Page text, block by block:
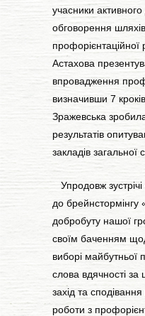
учасники
обговорення
Астахова
впровадження
визначивши 7
Зражевська
результатів
закладів загальної
Упродовж
до брейнстормінгу
добробуту нашої
своїм баченням
виборі майбутньої
слова вдячності за
захід та
роботи з